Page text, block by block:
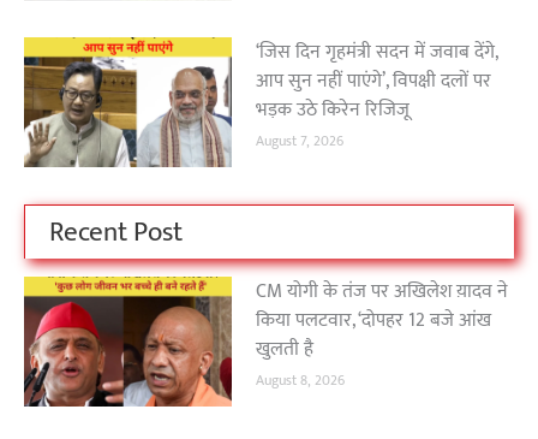
‘जिस दिन गृहमंत्री सदन में जवाब देंगे,
आप सुन नहीं पाएंगे’, विपक्षी दलों पर
भड़क उठे किरेन रिजिजू
August 7, 2026
Recent Post
CM योगी के तंज पर अखिलेश य़ादव ने
किया पलटवार, ‘दोपहर 12 बजे आंख
खुलती है
August 8, 2026